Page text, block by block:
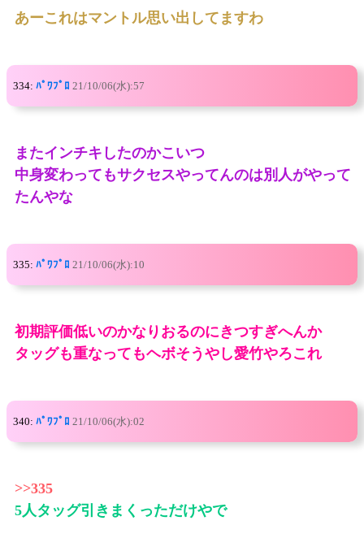
あーこれはマントル思い出してますわ
334: ﾊﾟﾜﾌﾟﾛ 21/10/06(水):57
またインチキしたのかこいつ
中身変わってもサクセスやってんのは別人がやって
たんやな
335: ﾊﾟﾜﾌﾟﾛ 21/10/06(水):10
初期評価低いのかなりおるのにきつすぎへんか
タッグも重なってもヘボそうやし愛竹やろこれ
340: ﾊﾟﾜﾌﾟﾛ 21/10/06(水):02
>>335
5人タッグ引きまくっただけやで